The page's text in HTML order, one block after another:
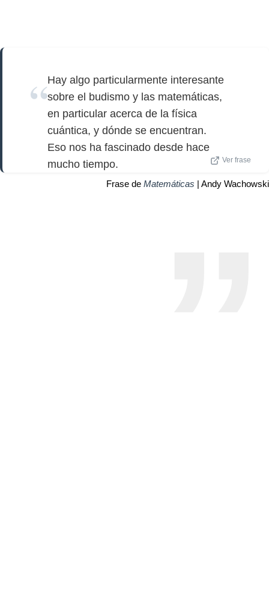
Hay algo particularmente interesante
sobre el budismo y las matemáticas,
en particular acerca de la física
cuántica, y dónde se encuentran.
Eso nos ha fascinado desde hace
mucho tiempo.
Ver frase
Frase de Matemáticas | Andy Wachowski